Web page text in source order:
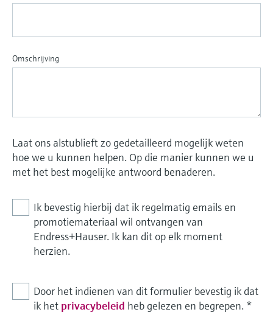
Omschrijving
Laat ons alstublieft zo gedetailleerd mogelijk weten
hoe we u kunnen helpen. Op die manier kunnen we u
met het best mogelijke antwoord benaderen.
Ik bevestig hierbij dat ik regelmatig emails en
promotiemateriaal wil ontvangen van
Endress+Hauser. Ik kan dit op elk moment
herzien.
Door het indienen van dit formulier bevestig ik dat
ik het privacybeleid heb gelezen en begrepen. *